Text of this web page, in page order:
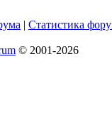
| Статистика
© 2001-2026